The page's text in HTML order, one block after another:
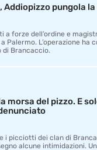
Addiopizzo pungola
a forze dell’ordine e
Palermo. L’operazione ha
di Brancaccio.
morsa del pizzo. E
i picciotti dei clan di
alcune intimidazioni.